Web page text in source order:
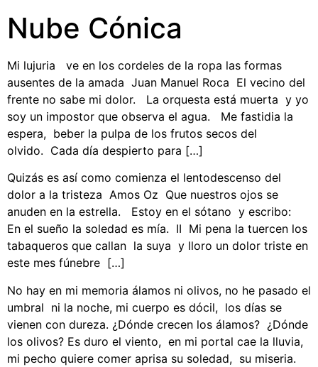
Nube Cónica
Mi lujuria ve en los cordeles de la ropa las formas
ausentes de la amada Juan Manuel Roca El vecino del
frente no sabe mi dolor. La orquesta está muerta y yo
soy un impostor que observa el agua. Me fastidia la
espera, beber la pulpa de los frutos secos del
olvido. Cada día despierto para […]
Quizás es así como comienza el lentodescenso del
dolor a la tristeza Amos Oz Que nuestros ojos se
anuden en la estrella. Estoy en el sótano y escribo:
En el sueño la soledad es mía. II Mi pena la tuercen los
tabaqueros que callan la suya y lloro un dolor triste en
este mes fúnebre […]
No hay en mi memoria álamos ni olivos, no he pasado el
umbral ni la noche, mi cuerpo es dócil, los días se
vienen con dureza. ¿Dónde crecen los álamos? ¿Dónde
los olivos? Es duro el viento, en mi portal cae la lluvia,
mi pecho quiere comer aprisa su soledad, su miseria.